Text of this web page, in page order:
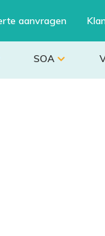
aanvragen
SOA